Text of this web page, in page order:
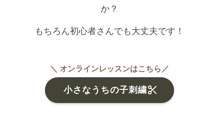
か？
もちろん初心者さんでも大丈夫です！
＼ オンラインレッスンはこちら／
小さなうちの子刺繍